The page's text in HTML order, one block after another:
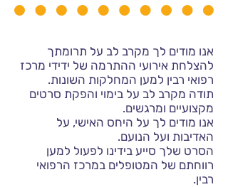
אנו מודים לך מקרב לב על תרומתך
להצלחת אירועי ההתרמה של ידידי מרכז
רפואי רבין למען המחלקות השונות.
תודה מקרב לב על בימוי והפקת סרטים
מקצועיים ומרגשים.
אנו מודים לך על היחס האישי, על
האדיבות ועל הנועם.
הסרט שלך סייע בידינו לפעול למען
רווחתם של המטופלים במרכז הרפואי
רבין.